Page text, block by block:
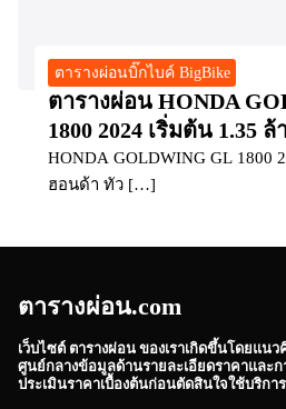
ตารางผ่อนบิ๊กไบค์ BigBike
ตารางผ่อน HONDA
1800 2024 เริ่มต้น 1.35
HONDA GOLDWING GL 1800
ฮอนด้า ทัว […]
ตารางผ่อน.com
เว็บไซต์ ตารางผ่อน ของเราเกิดขึ้นโดยแน
ศูนย์กลางข้อมูลด้านรายละเอียดราคาและก
ประเมินราคาเบื้องต้นก่อนตัดสินใจใช้บริกา